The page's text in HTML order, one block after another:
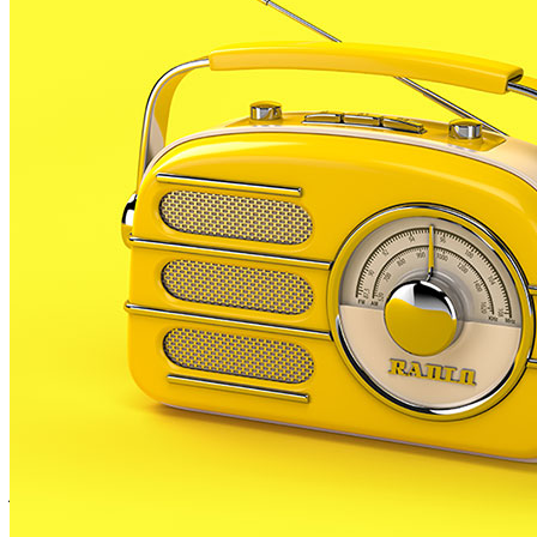
l’Audiència de Girona, el porter de discoteca de
Lloret de Mar ha reconegut que va apallissar un home
fins deixar-lo inconscient per després llençar-lo al
L’acusat ha afirmat que tant la víctima com ell
anaven beguts el dia de l’incident. La fiscal ha
rebaixat la pena de nou a tres anys de presó per un
intent d’homicidi i demana que indemnitzi l’home
apallissat amb 1.650 euros perquè, malgrat no té
seqüeles, va estar un mes recuperant-se de les
ferides i no va poder anar a treballar.
La defensa i l’acusació particular també coincideixen
amb el ministeri fiscal en demanar la mateixa pena. El